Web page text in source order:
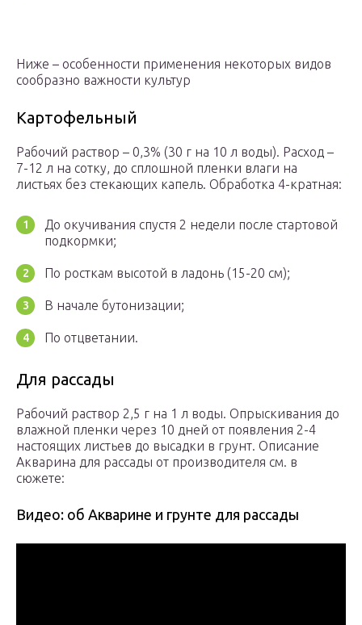
Ниже – особенности применения некоторых видов
сообразно важности культур
Картофельный
Рабочий раствор – 0,3% (30 г на 10 л воды). Расход –
7-12 л на сотку, до сплошной пленки влаги на
листьях без стекающих капель. Обработка 4-кратная:
До окучивания спустя 2 недели после стартовой
подкормки;
По росткам высотой в ладонь (15-20 см);
В начале бутонизации;
По отцветании.
Для рассады
Рабочий раствор 2,5 г на 1 л воды. Опрыскивания до
влажной пленки через 10 дней от появления 2-4
настоящих листьев до высадки в грунт. Описание
Акварина для рассады от производителя см. в
сюжете:
Видео: об Акварине и грунте для рассады